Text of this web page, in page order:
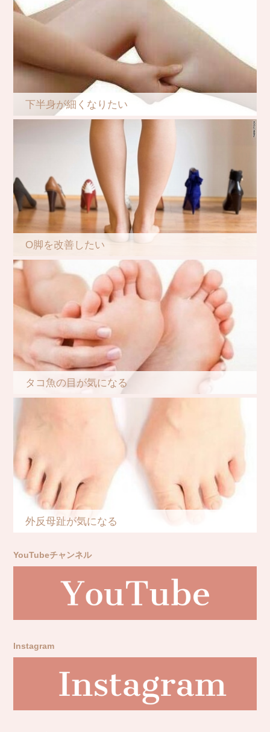
下半身が細くなりたい
O脚を改善したい
タコ魚の目が気になる
外反母趾が気になる
YouTubeチャンネル
Instagram